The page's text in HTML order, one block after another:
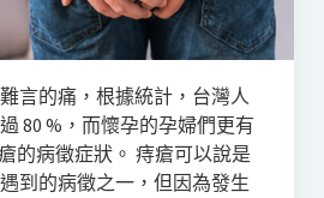
言的痛，根據統計，台灣人
80 %，而懷孕的孕婦們更有
的病徵症狀。 痔瘡可以說是
到的病徵之一，但因為發生